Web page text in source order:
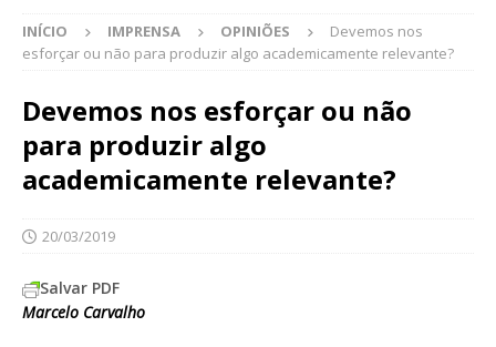
INÍCIO IMPRENSA OPINIÕES
Devemos nos
esforçar ou não para produzir algo academicamente relevante?
Devemos nos esforçar ou não
para produzir algo
academicamente relevante?
20/03/2019
Salvar PDF
Marcelo Carvalho